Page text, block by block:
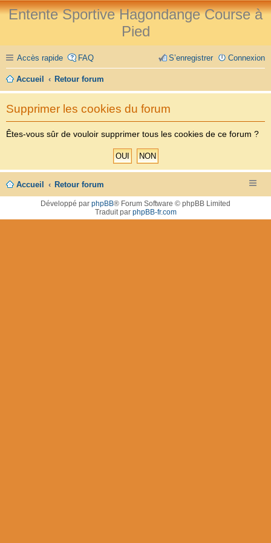
Entente Sportive Hagondange Course à
Pied
Accès rapide FAQ Connexion
S’enregistrer
Accueil Retour forum
Supprimer les cookies du forum
Êtes-vous sûr de vouloir supprimer tous les cookies de ce forum ?
Accueil Retour forum
Développé par phpBB® Forum Software © phpBB Limited
Traduit par phpBB-fr.com